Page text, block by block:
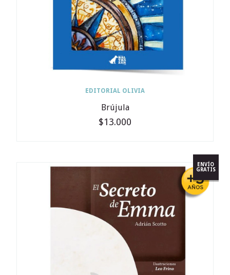
EDITORIAL OLIVIA
Brújula
$13.000
ENVÍO
GRATIS